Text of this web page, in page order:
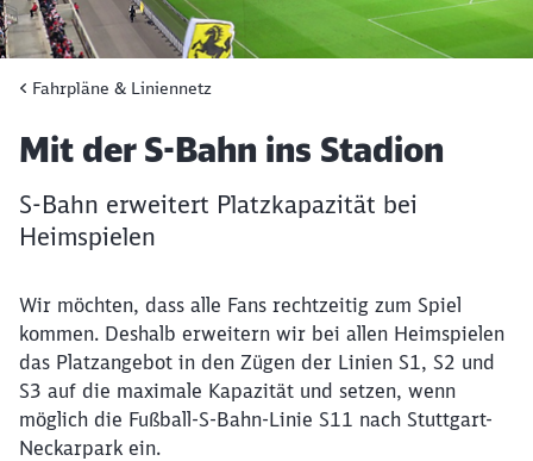
Fahrpläne & Liniennetz
Artikel:
Mit der S-Bahn ins Stadion
S-Bahn erweitert Platzkapazität bei
Heimspielen
Wir möchten, dass alle Fans rechtzeitig zum Spiel
kommen. Deshalb erweitern wir bei allen Heimspielen
das Platzangebot in den Zügen der Linien S1, S2 und
S3 auf die maximale Kapazität und setzen, wenn
möglich die Fußball-S-Bahn-Linie S11 nach Stuttgart-
Neckarpark ein.